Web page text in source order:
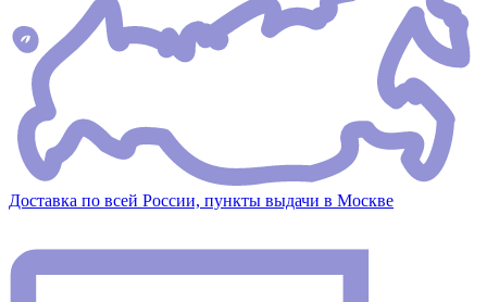
Доставка по всей России, пункты выдачи в Москве